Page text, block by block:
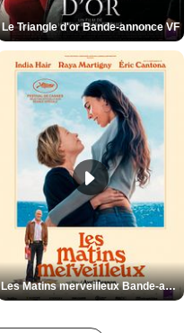
Le Triangle d'or Bande-annonce VF
Les Matins merveilleux Bande-annonce VF